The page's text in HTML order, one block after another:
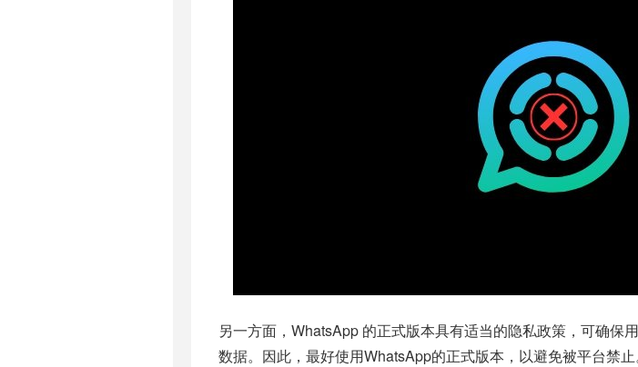
另一方面，WhatsApp 的正式版本具有适当的隐私政策，可确保
数据。因此，最好使用WhatsApp的正式版本，以避免被平台禁止